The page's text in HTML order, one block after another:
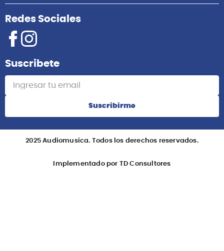
Redes Sociales
Suscribete
Suscribirme
2025 Audiomusica. Todos los derechos reservados.
Implementado por TD Consultores